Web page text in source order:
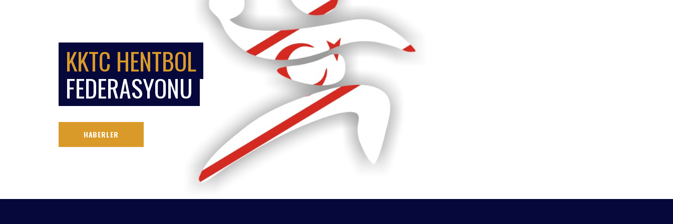
KKTC HENTBOL
FEDERASYONU
HABERLER